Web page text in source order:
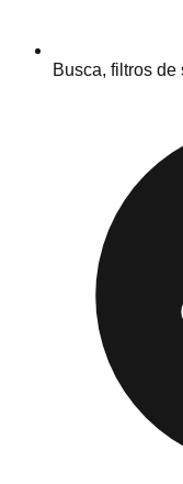
Busca, filtros